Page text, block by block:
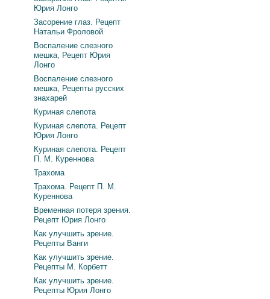
Юрия Лонго
Засорение глаз. Рецепт
Натальи Фроловой
Воспаление слезного
мешка, Рецепт Юрия
Лонго
Воспаление слезного
мешка, Рецепты русских
знахарей
Куриная слепота
Куриная слепота. Рецепт
Юрия Лонго
Куриная слепота. Рецепт
П. М. Куреннова
Трахома
Трахома. Рецепт П. М.
Куреннова
Временная потеря зрения.
Рецепт Юрия Лонго
Как улучшить зрение.
Рецепты Ванги
Как улучшить зрение.
Рецепты М. Корбетт
Как улучшить зрение.
Рецепты Юрия Лонго